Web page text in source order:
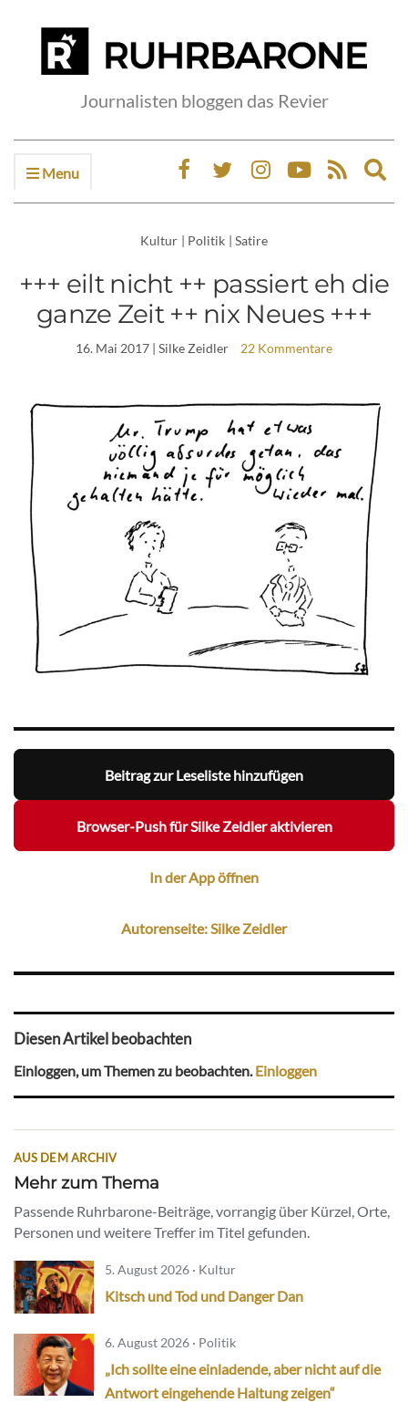
Journalisten bloggen das Revier
Menu
Kultur | Politik | Satire
+++ eilt nicht ++ passiert eh die
ganze Zeit ++ nix Neues +++
16. Mai 2017 | Silke Zeidler 22 Kommentare
Beitrag zur Leseliste hinzufügen
Browser-Push für Silke Zeidler aktivieren
In der App öffnen
Autorenseite: Silke Zeidler
Diesen Artikel beobachten
Einloggen, um Themen zu beobachten.Einloggen
AUS DEM ARCHIV
Mehr zum Thema
Passende Ruhrbarone-Beiträge, vorrangig über Kürzel, Orte,
Personen und weitere Treffer im Titel gefunden.
5. August 2026 · Kultur
Kitsch und Tod und Danger Dan
6. August 2026 · Politik
„Ich sollte eine einladende, aber nicht auf die
Antwort eingehende Haltung zeigen“